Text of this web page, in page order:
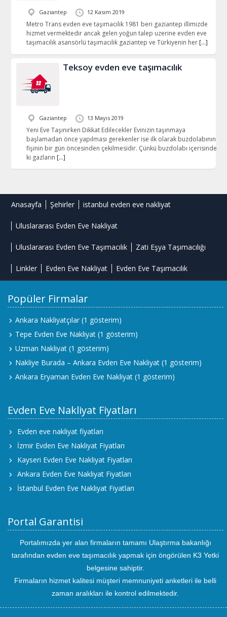
Gaziantep 12 Kasım 2019
Metro Trans evden eve taşımacılık 1981 beri gaziantep illimizde
hizmet vermektedir ancak gelen yoğun talep uzerine evden eve
taşımacılık asansörlü taşımacılık gaziantep ve Türkiyenin her […]
Teksoy evden eve taşımacılık
Gaziantep 13 Mayıs 2019
Yeni Eve Taşınırken Dikkat Edilecekler Evinizin taşınmaya
başlamadan önce yapılması gerekenler ise ilk olarak buzdolabının
fişinin bir gün öncesinden çekilmesidir. Çünkü buzdolabı içerisinde
ki gazların […]
Anasayfa Şehirler istanbul evden eve nakliyat
Uluslararası Evden Eve Nakliyat
Uluslararası Evden Eve Taşımacılık Zati Eşya Taşımacılığı
Linkler Evden Eve Nakliyat Evden Eve Taşımacılık
Popüler Firmalar
Ankara Nakliyatçılar (1 gösterim)
Tepe Evden Eve Nakliyat (1 gösterim)
Uzman Nakliyat (1 gösterim)
Nakliye Burada – Ankara Evden Eve Nakliyat (1 gösterim)
Ankara Eryaman Evden Eve Nakliyat (1 gösterim)
Evden Eve Nakliyat Fiyatları
Evden eve nakliyat fiyatları
İzmir Evden Eve Nakliyat Fiyatları
Kayseri Evden Eve Nakliyat Fiyatları
Ankara Evden Eve Nakliyat Fiyatları
İstanbul Evden Eve Nakliyat Fiyatları
Portal Garantisi
Portalımızda yer alan firmaların tamamı Ulaştırma bakanlığı
tarafından evden eve taşımacılık yapmak için öngörülen K3 Yetki
belgesine sahiptir.
Firmaların hizmet kalitesi müşteri memnuniyeti anketleri ile belli
zaman aralıkları ile kontrol edilmektedir.